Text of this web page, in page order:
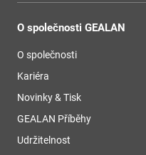
O společnosti GEALAN
O společnosti
Kariéra
Novinky & Tisk
GEALAN Příběhy
Udržitelnost